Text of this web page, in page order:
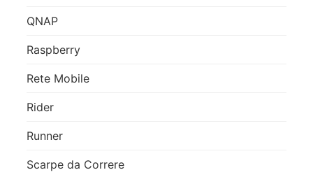
QNAP
Raspberry
Rete Mobile
Rider
Runner
Scarpe da Correre